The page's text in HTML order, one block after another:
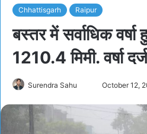
Chhattisgarh Raipur
बस्तर में सर्वाधिक
1210.4 मिमी. वर्षा दर्ज
Surendra Sahu
d
October 12,